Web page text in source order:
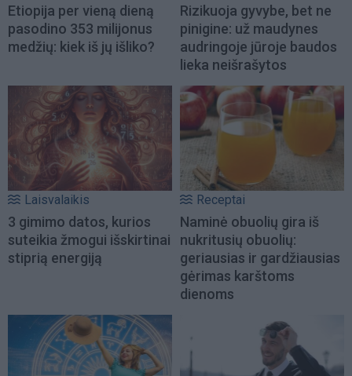
Etiopija per vieną dieną
pasodino 353 milijonus
medžių: kiek iš jų išliko?
Rizikuoja gyvybe, bet ne
pinigine: už maudynes
audringoje jūroje baudos
lieka neišrašytos
Laisvalaikis
3 gimimo datos, kurios
suteikia žmogui išskirtinai
stiprią energiją
Receptai
Naminė obuolių gira iš
nukritusių obuolių:
geriausias ir gardžiausias
gėrimas karštoms
dienoms